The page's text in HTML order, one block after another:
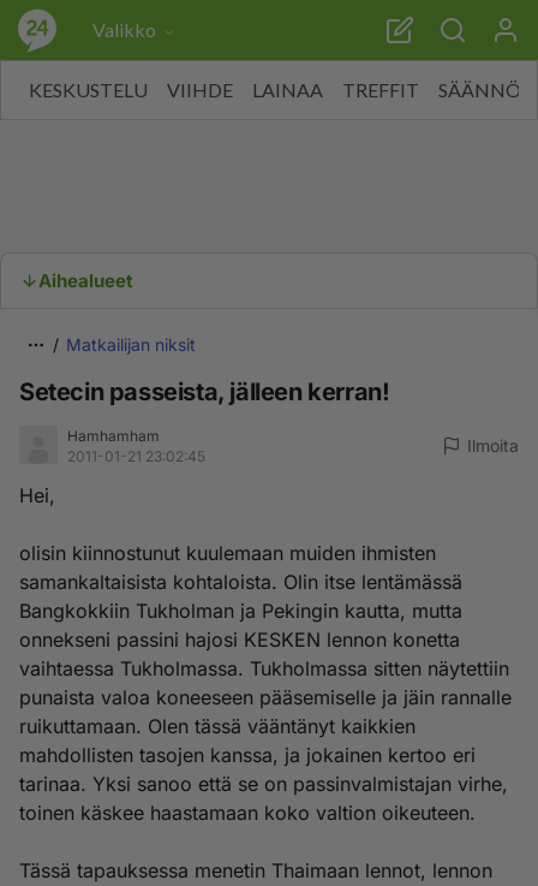
Valikko
KESKUSTELU VIIHDE LAINAA TREFFIT SÄÄNNÖT
Aihealueet
Matkailijan niksit
Setecin passeista, jälleen kerran!
Hamhamham
2011-01-21 23:02:45
Ilmoita
Hei,
olisin kiinnostunut kuulemaan muiden ihmisten
samankaltaisista kohtaloista. Olin itse lentämässä
Bangkokkiin Tukholman ja Pekingin kautta, mutta
onnekseni passini hajosi KESKEN lennon konetta
vaihtaessa Tukholmassa. Tukholmassa sitten näytettiin
punaista valoa koneeseen pääsemiselle ja jäin rannalle
ruikuttamaan. Olen tässä vääntänyt kaikkien
mahdollisten tasojen kanssa, ja jokainen kertoo eri
tarinaa. Yksi sanoo että se on passinvalmistajan virhe,
toinen käskee haastamaan koko valtion oikeuteen.
Tässä tapauksessa menetin Thaimaan lennot, lennon